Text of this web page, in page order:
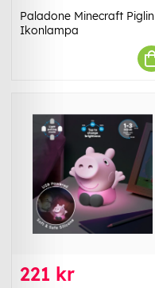
Paladone Minecraft Piglin
Ikonlampa
221 kr